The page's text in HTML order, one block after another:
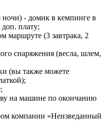
ночи) - домик в кемпинге в
плату;
маршруте (3 завтрака, 2
снаряжения (весла, шлем,
(вы также можете
на машине по окончанию
компании «Неизведанный